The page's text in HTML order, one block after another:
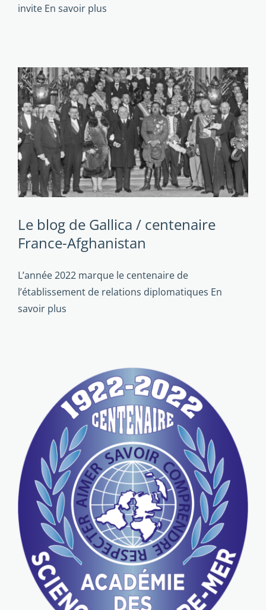
invite En savoir plus
Le blog de Gallica / centenaire
France-Afghanistan
L’année 2022 marque le centenaire de
l’établissement de relations diplomatiques En
savoir plus